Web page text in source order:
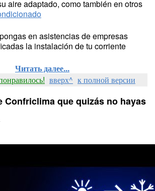
aire adaptado, como también en otros
en asistencias de empresas
la instalación de tu corriente
Читать далее...
вверх^ к полной версии
Confriclima que quizás no hayas